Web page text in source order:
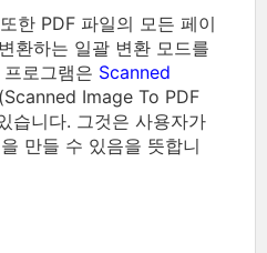
한 PDF 파일의 모든 페이
환하는 일괄 변환 모드를
프로그램은 Scanned
Image To PDF
습니다. 그것은 사용자가
만들 수 있음을 뜻합니